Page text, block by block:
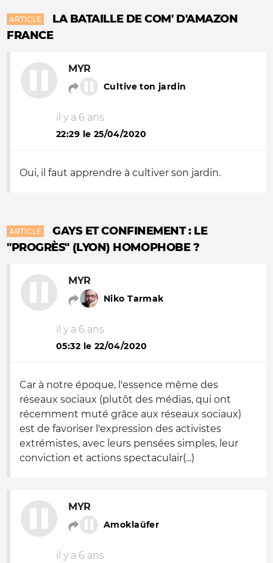
ARTICLE
LA BATAILLE DE COM' D'AMAZON
FRANCE
MYR
Cultive ton jardin
il y a 6 ans
22:29 le 25/04/2020
Oui, il faut apprendre à cultiver son jardin.
ARTICLE
GAYS ET CONFINEMENT : LE
"PROGRÈS" (LYON) HOMOPHOBE ?
MYR
Niko Tarmak
il y a 6 ans
05:32 le 22/04/2020
Car à notre époque, l'essence même des
réseaux sociaux (plutôt des médias, qui ont
récemment muté grâce aux réseaux sociaux)
est de favoriser l'expression des activistes
extrémistes, avec leurs pensées simples, leur
conviction et actions spectaculair(...)
MYR
Amoklaüfer
il y a 6 ans